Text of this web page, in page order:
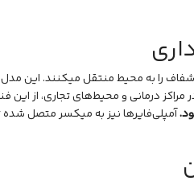
را به محیط منتقل میکنند. این مدل
درمانی و محیط‌های تجاری، از این
آمپلی‌فایرها نیز به میکسر متصل شده